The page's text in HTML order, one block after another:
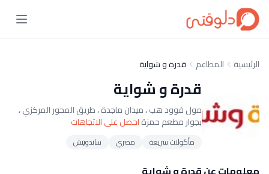
الرئيسية المطاعم قدرة و شواية
قدرة و شواية
مول فوود هب ، ميدان ماجدة ، طريق المحور المركزي ،
بجوار مطعم حمزةاحصل على الاتجاهات
مأكولات سريعة مصري ساندويتش